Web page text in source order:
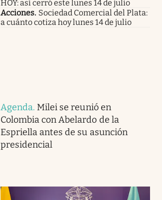
HOY: así cerró este lunes 14 de julio
Acciones. Sociedad Comercial del Plata:
a cuánto cotiza hoy lunes 14 de julio
Agenda. Milei se reunió en
Colombia con Abelardo de la
Espriella antes de su asunción
presidencial